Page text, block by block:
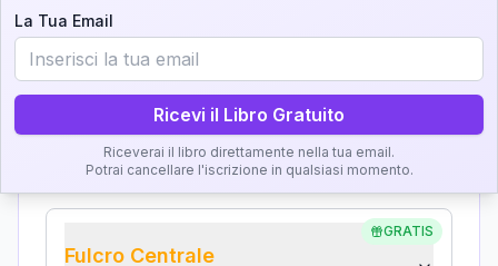
Importanza:
Karma Genitore-Figlio
Importanza:
GRATIS
Fulcro Centrale
La Tua Email
Ricevi il Libro Gratuito
Riceverai il libro direttamente nella tua email.
Potrai cancellare l'iscrizione in qualsiasi momento.